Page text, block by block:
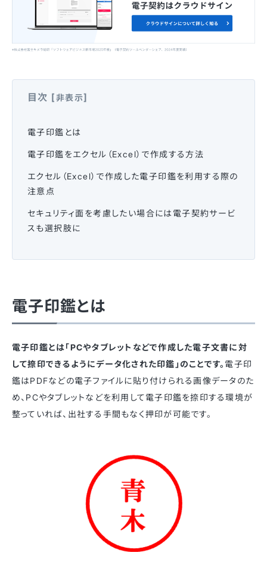
目次 [非表示]
電子印鑑とは
電子印鑑をエクセル（Excel）で作成する方法
エクセル（Excel）で作成した電子印鑑を利用する際の
注意点
セキュリティ面を考慮したい場合には電子契約サービ
スも選択肢に
電子印鑑とは
電子印鑑とは「PCやタブレットなどで作成した電子文書に対
して捺印できるようにデータ化された印鑑」のことです。 電子印
鑑はPDFなどの電子ファイルに貼り付けられる画像データのた
め、PCやタブレットなどを利用して電子印鑑を捺印する環境が
整っていれば、出社する手間もなく押印が可能です。